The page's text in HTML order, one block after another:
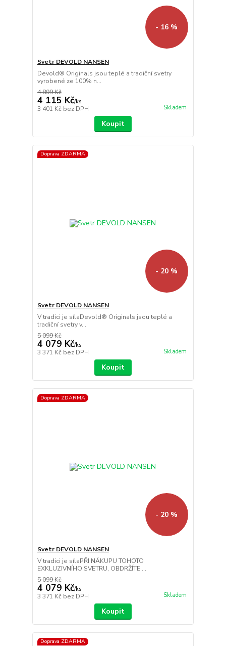
- 16 %
Svetr DEVOLD NANSEN
Devold® Originals jsou teplé a tradiční svetry
vyrobené ze 100% n...
4 899 Kč
4 115 Kč/ks
3 401 Kč bez DPH Skladem
Koupit
Doprava ZDARMA
- 20 %
Svetr DEVOLD NANSEN
V tradici je sílaDevold® Originals jsou teplé a
tradiční svetry v...
5 099 Kč
4 079 Kč/ks
3 371 Kč bez DPH Skladem
Koupit
Doprava ZDARMA
- 20 %
Svetr DEVOLD NANSEN
V tradici je sílaPŘI NÁKUPU TOHOTO
EXKLUZIVNÍHO SVETRU, OBDRŽÍTE ...
5 099 Kč
4 079 Kč/ks
3 371 Kč bez DPH Skladem
Koupit
Doprava ZDARMA